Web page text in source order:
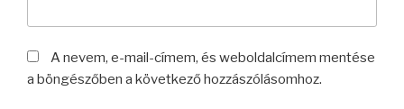
A nevem, e-mail-címem, és weboldalcímem mentése
a böngészőben a következő hozzászólásomhoz.